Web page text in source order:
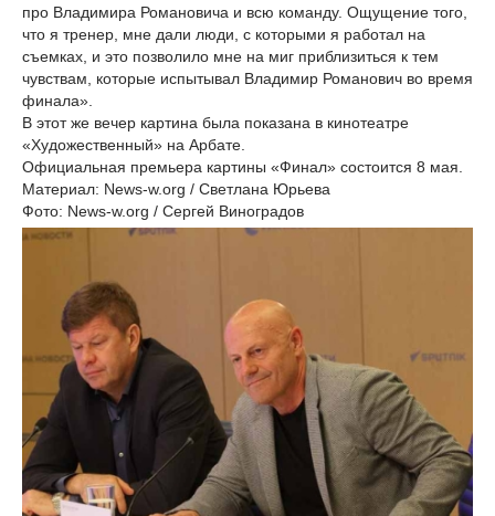
про Владимира Романовича и всю команду. Ощущение того,
что я тренер, мне дали люди, с которыми я работал на
съемках, и это позволило мне на миг приблизиться к тем
чувствам, которые испытывал Владимир Романович во время
финала».
В этот же вечер картина была показана в кинотеатре
«Художественный» на Арбате.
Официальная премьера картины «Финал» состоится 8 мая.
Материал: News-w.org / Светлана Юрьева
Фото: News-w.org / Сергей Виноградов